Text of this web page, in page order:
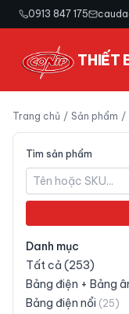
0913 847 175
THIẾT
Trang chủ / Sản phẩm /
Tìm sản phẩm
Danh mục
Tất cả (253)
Bảng điện + Bảng
Bảng điện nổi (25)